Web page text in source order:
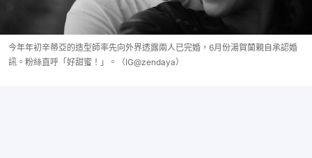
今年年初辛蒂亞的造型師率先向外界透露兩人已完婚，6月份湯賀蘭親自承認婚
訊。粉絲直呼「好甜蜜！」。（IG@zendaya）